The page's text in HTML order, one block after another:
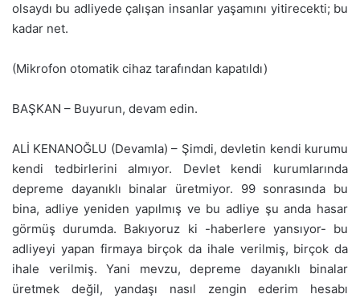
olsaydı bu adliyede çalışan insanlar yaşamını yitirecekti; bu
kadar net.
(Mikrofon otomatik cihaz tarafından kapatıldı)
BAŞKAN – Buyurun, devam edin.
ALİ KENANOĞLU (Devamla) – Şimdi, devletin kendi kurumu
kendi tedbirlerini almıyor. Devlet kendi kurumlarında
depreme dayanıklı binalar üretmiyor. 99 sonrasında bu
bina, adliye yeniden yapılmış ve bu adliye şu anda hasar
görmüş durumda. Bakıyoruz ki -haberlere yansıyor- bu
adliyeyi yapan firmaya birçok da ihale verilmiş, birçok da
ihale verilmiş. Yani mevzu, depreme dayanıklı binalar
üretmek değil, yandaşı nasıl zengin ederim hesabı